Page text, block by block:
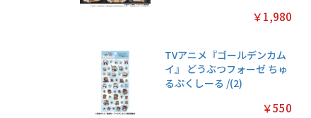
￥1,980
TVアニメ『ゴールデンカム
イ』 どうぶつフォーゼ ちゅ
るぷくしーる /(2)
￥550